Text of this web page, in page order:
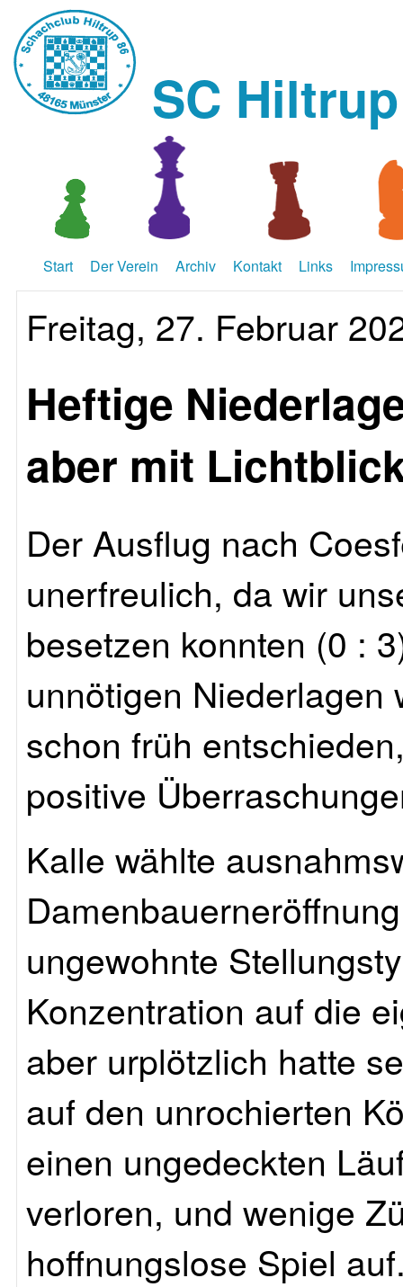
SC
Start Der Verein Archiv Kontakt Links
Freitag, 27. Februar
Heftige
aber mit
Der Ausflug nach
unerfreulich, da wir
besetzen konnten (0 :
unnötigen
schon früh
positive
Kalle wählte
ungewohnte
Konzentration auf die
aber urplötzlich hatte
auf den unrochierten
einen ungedeckten
verloren, und wenige
hoffnungslose Spiel